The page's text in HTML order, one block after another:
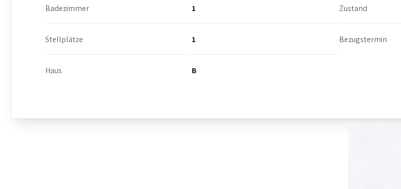
Badezimmer 1
Stellplätze 1
Haus B
Zustand
Bezugstermin